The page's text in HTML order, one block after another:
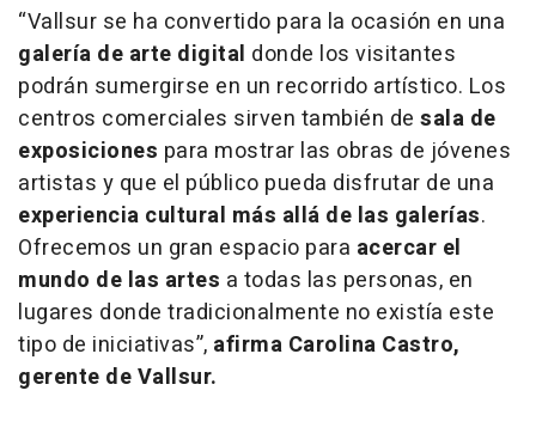
“Vallsur se ha convertido para la ocasión en una
galería de arte digital donde los visitantes
podrán sumergirse en un recorrido artístico. Los
centros comerciales sirven también de sala de
exposiciones para mostrar las obras de jóvenes
artistas y que el público pueda disfrutar de una
experiencia cultural más allá de las galerías.
Ofrecemos un gran espacio para acercar el
mundo de las artes a todas las personas, en
lugares donde tradicionalmente no existía este
tipo de iniciativas”, afirma Carolina Castro,
gerente de Vallsur.